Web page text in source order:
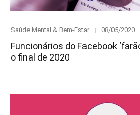
Category
Saúde Mental & Bem-Estar
Posted
08/05/2020
Funcionários do Facebook
o final de 2020